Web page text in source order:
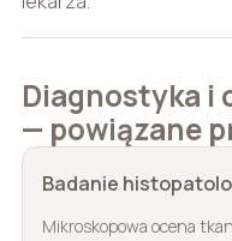
Diagnostyka i
— powiązane
Badanie
Mikroskopowa ocena